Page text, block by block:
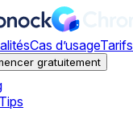
Cas d’usageTarifs
gratuitement